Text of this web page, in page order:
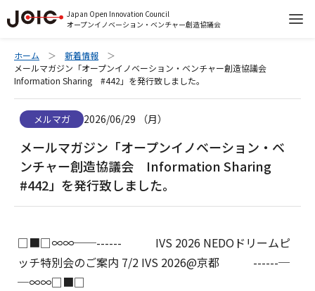
Japan Open Innovation Council
オープンイノベーション・ベンチャー創造協議会
ホーム
新着情報
メールマガジン「オープンイノベーション・ベンチャー創造協議会
Information Sharing #442」を発行致しました。
メルマガ 2026/06/29 （月）
メールマガジン「オープンイノベーション・ベ
ンチャー創造協議会 Information Sharing
#442」を発行致しました。
□■□∞∞──------ IVS 2026 NEDOドリームピ
ッチ特別会のご案内 7/2 IVS 2026@京都 ------─
─∞∞□■□